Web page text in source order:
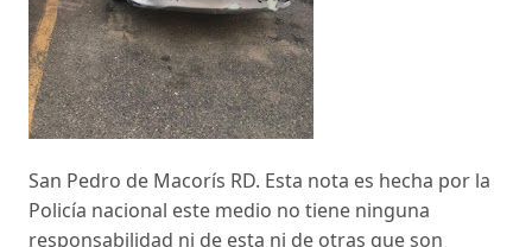
San Pedro de Macorís RD. Esta nota es hecha por la
Policía nacional este medio no tiene ninguna
responsabilidad ni de esta ni de otras que son